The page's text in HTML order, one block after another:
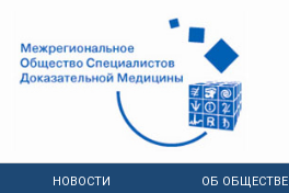
НОВОСТИ ОБ ОБЩЕСТВЕ